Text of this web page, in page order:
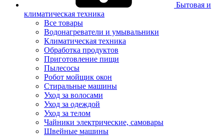
Бытовая и
климатическая техника
Все товары
Водонагреватели и умывальники
Климатическая техника
Обработка продуктов
Приготовление пищи
Пылесосы
Робот мойщик окон
Стиральные машины
Уход за волосами
Уход за одеждой
Уход за телом
Чайники электрические, самовары
Швейные машины